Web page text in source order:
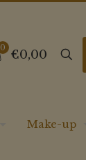
0 €0,00
Make-up